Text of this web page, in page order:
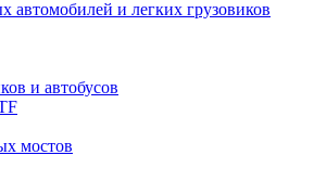
автомобилей и легких грузовиков
и автобусов
мостов